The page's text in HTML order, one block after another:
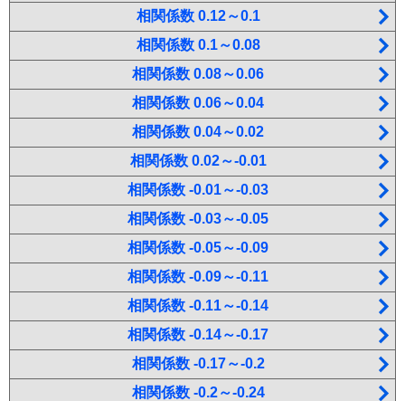
相関係数 0.12～0.1
相関係数 0.1～0.08
相関係数 0.08～0.06
相関係数 0.06～0.04
相関係数 0.04～0.02
相関係数 0.02～-0.01
相関係数 -0.01～-0.03
相関係数 -0.03～-0.05
相関係数 -0.05～-0.09
相関係数 -0.09～-0.11
相関係数 -0.11～-0.14
相関係数 -0.14～-0.17
相関係数 -0.17～-0.2
相関係数 -0.2～-0.24